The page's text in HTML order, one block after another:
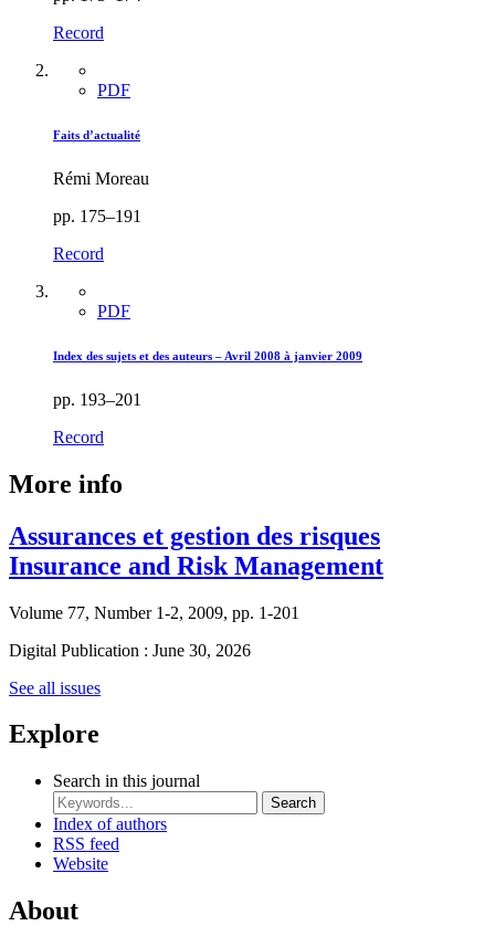
Record
PDF
Faits d’actualité
Rémi Moreau
pp. 175–191
Record
PDF
Index des sujets et des auteurs – Avril 2008 à janvier 2009
pp. 193–201
Record
More info
Assurances et gestion des risques
Insurance and Risk Management
Volume 77, Number 1-2, 2009, pp. 1-201
Digital Publication : June 30, 2026
See all issues
Explore
Search in this journal
Search
Index of authors
RSS feed
Website
About